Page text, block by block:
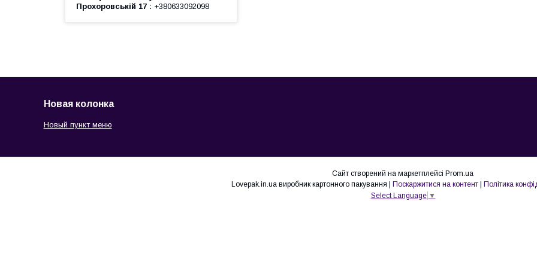
Прохоровській 17
+380633092098
Новая колонка
Новый пункт меню
Сайт створений на маркетплейсі Prom.ua
Lovepak.in.ua виробник картонного пакування | Поскаржитися на контент | Політика
Select Language ▼